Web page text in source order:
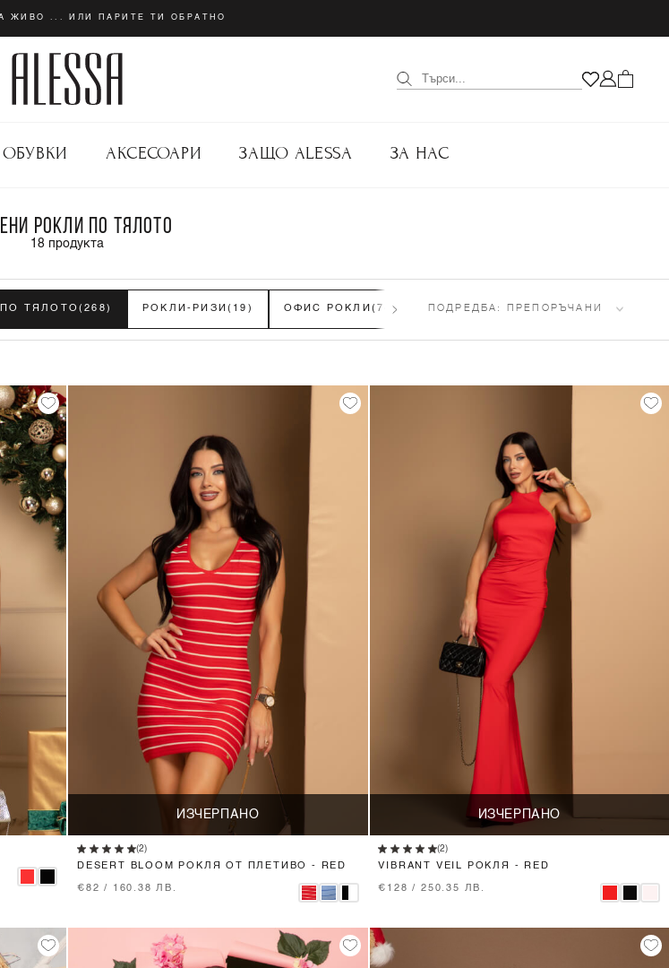
ЖИВО ... ИЛИ ПАРИТЕ ТИ ОБРАТНО
ОБУВКИ АКСЕСОАРИ ЗАЩО ALESSA ЗА НАС
РОКЛИ ПО ТЯЛОТО
18 продукта
ТЯЛОТО(268) РОКЛИ-РИЗИ(19) ОФИС РОКЛИ(74) ОФИЦИАЛНИ РОКЛИ (165)
ПОДРЕДБА: ПРЕПОРЪЧАНИ
ИЗЧЕРПАНО
(2)
DESERT BLOOM РОКЛЯ ОТ ПЛЕТИВО - RED
€82 / 160.38 ЛВ.
ИЗЧЕРПАНО
(2)
VIBRANT VEIL РОКЛЯ - RED
€128 / 250.35 ЛВ.